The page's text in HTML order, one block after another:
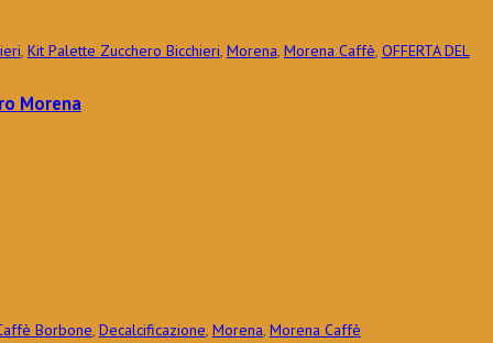
, Kit Palette Zucchero Bicchieri, Morena, Morena Caffè, OFFERTA DEL
Morena
Borbone, Decalcificazione, Morena, Morena Caffè